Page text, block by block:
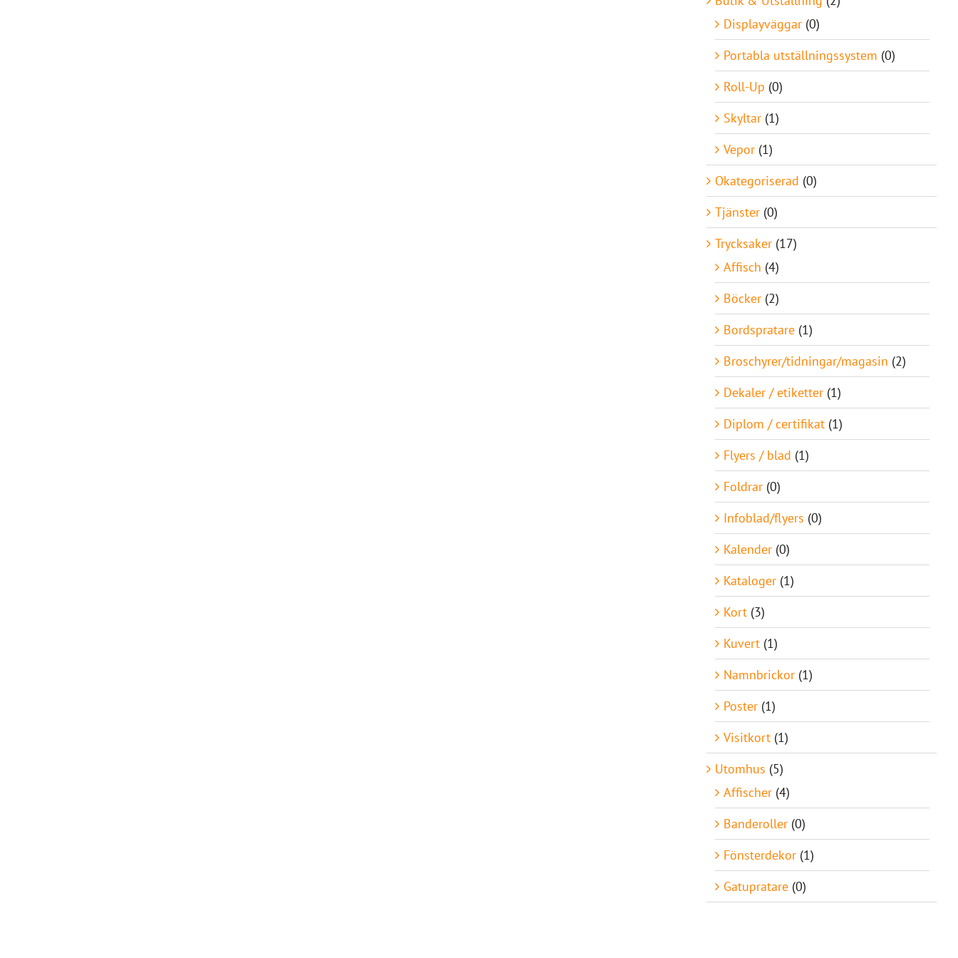
Displayväggar (0)
Portabla utställningssystem (0)
Roll-Up (0)
Skyltar (1)
Vepor (1)
Okategoriserad (0)
Tjänster (0)
Trycksaker (17)
Affisch (4)
Böcker (2)
Bordspratare (1)
Broschyrer/tidningar/magasin (2)
Dekaler / etiketter (1)
Diplom / certifikat (1)
Flyers / blad (1)
Foldrar (0)
Infoblad/flyers (0)
Kalender (0)
Kataloger (1)
Kort (3)
Kuvert (1)
Namnbrickor (1)
Poster (1)
Visitkort (1)
Utomhus (5)
Affischer (4)
Banderoller (0)
Fönsterdekor (1)
Gatupratare (0)